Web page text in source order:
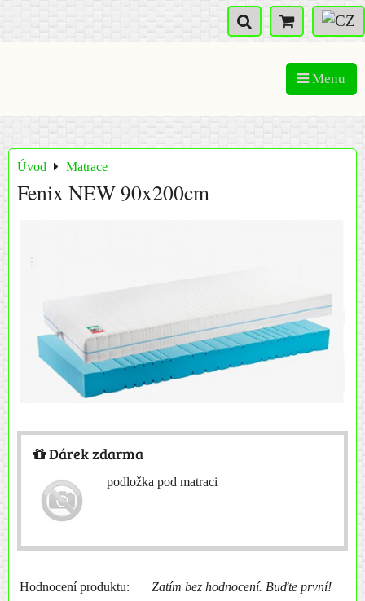
Menu
Úvod Matrace
Fenix NEW 90x200cm
Dárek zdarma
podložka pod matraci
Hodnocení produktu:
Zatím bez hodnocení. Buďte první!